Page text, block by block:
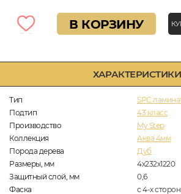
ХАРАКТЕРИСТИКИ
Тип
SPC
Подтип
43 класс
Производство
My Step
Коллекция
Аква 4мм
Порода дерева
Дуб
Размеры, мм
4х232х1220
Защитный слой, мм
0,6
Фаска
с 4-х сторон
В КОРЗИНУ